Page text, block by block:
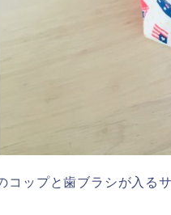
コップと歯ブラシが入る